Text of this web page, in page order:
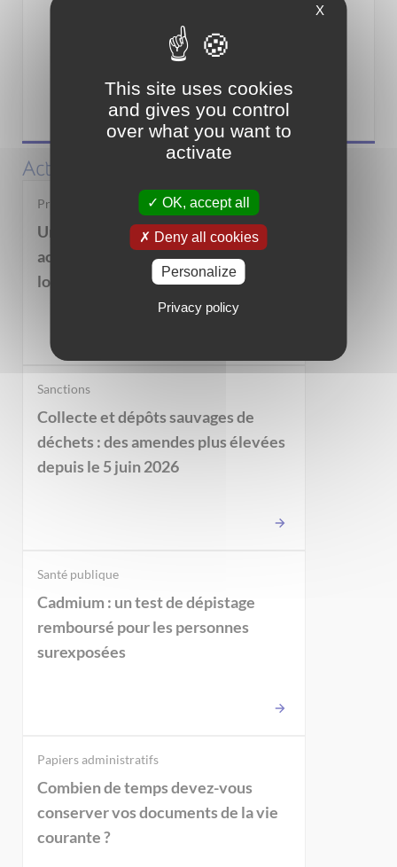
Associations
Actualités
Propriétaires bailleurs
Un dispositif pour vous
accompagner dans la mise en
location de votre bien immobilier
Sanctions
Collecte et dépôts sauvages de
déchets : des amendes plus élevées
depuis le 5 juin 2026
Santé publique
Cadmium : un test de dépistage
remboursé pour les personnes
surexposées
Papiers administratifs
Combien de temps devez-vous
conserver vos documents de la vie
courante ?
X
This site uses cookies
and gives you control
over what you want to
activate
OK, accept all
Deny all cookies
Personalize
Privacy policy